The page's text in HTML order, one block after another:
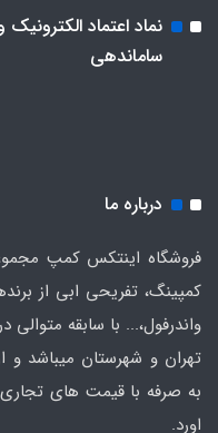
نماد اعتماد الکترونیک
ساماندهی
درباره ما
فروشگاه اینتکس کمپ
کمپینگ، تفریحی ابی از
واندرفول،... با سابقه
تهران و شهرستان میباشد
به صرفه با قیمت های
اورد.